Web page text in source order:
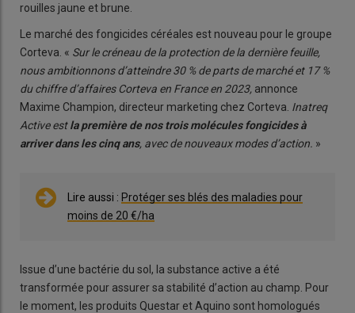
rouilles jaune et brune.
Le marché des fongicides céréales est nouveau pour le groupe
Corteva. « Sur le créneau de la protection de la dernière feuille,
nous ambitionnons d’atteindre 30 % de parts de marché et 17 %
du chiffre d’affaires Corteva en France en 2023, annonce
Maxime Champion, directeur marketing chez Corteva. Inatreq
Active estla première de nos trois molécules fongicides à
arriver dans les cinq ans, avec de nouveaux modes d’action. »
Lire aussi : Protéger ses blés des maladies pour
moins de 20 €/ha
Issue d’une bactérie du sol, la substance active a été
transformée pour assurer sa stabilité d’action au champ. Pour
le moment, les produits Questar et Aquino sont homologués